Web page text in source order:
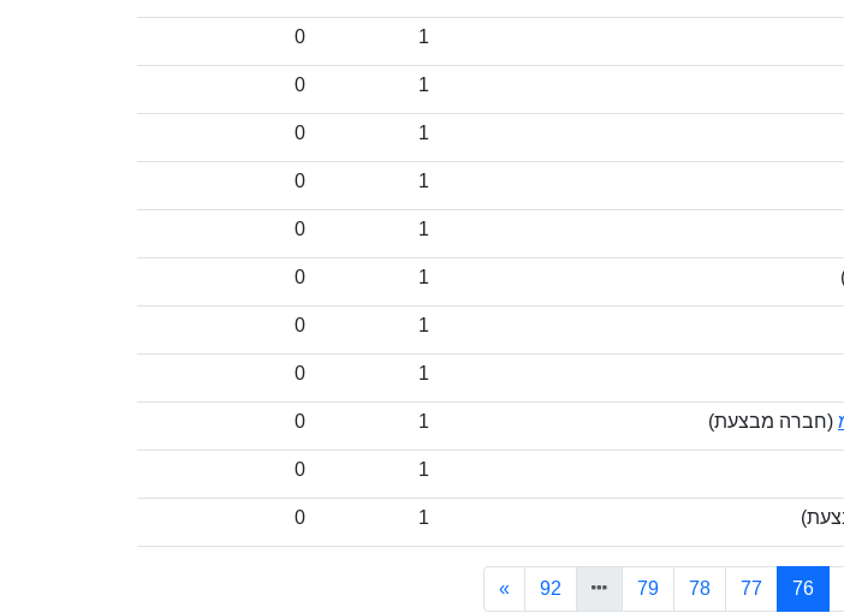
1
0
1
0
1
0
1
0
1
0
1
0
1
0
1
0
(חברה מבצעת) 1
0
1
0
1
0
76
(current)
77
78
79
92
»